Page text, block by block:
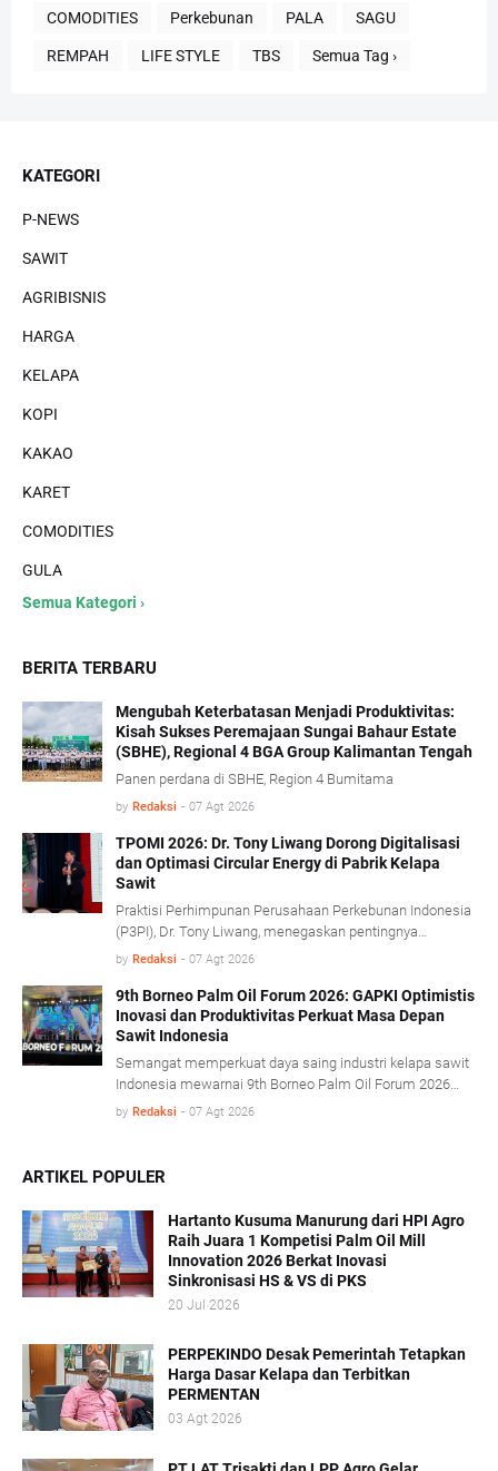
COMODITIES Perkebunan PALA SAGU
REMPAH LIFE STYLE TBS Semua Tag ›
KATEGORI
P-NEWS
SAWIT
AGRIBISNIS
HARGA
KELAPA
KOPI
KAKAO
KARET
COMODITIES
GULA
Semua Kategori ›
BERITA TERBARU
Mengubah Keterbatasan Menjadi Produktivitas:
Kisah Sukses Peremajaan Sungai Bahaur Estate
(SBHE), Regional 4 BGA Group Kalimantan Tengah
Panen perdana di SBHE, Region 4 Bumitama
by Redaksi - 07 Agt 2026
TPOMI 2026: Dr. Tony Liwang Dorong Digitalisasi
dan Optimasi Circular Energy di Pabrik Kelapa
Sawit
Praktisi Perhimpunan Perusahaan Perkebunan Indonesia
(P3PI), Dr. Tony Liwang, menegaskan pentingnya
pemanfaatan teknologi modern dalam pengawasan
(circular energy).
by Redaksi - 07 Agt 2026
9th Borneo Palm Oil Forum 2026: GAPKI Optimistis
Inovasi dan Produktivitas Perkuat Masa Depan
Sawit Indonesia
Semangat memperkuat daya saing industri kelapa sawit
Indonesia mewarnai 9th Borneo Palm Oil Forum 2026
yang mengusung tema “Resilience, Innovation, and
Hall Balikpapan, Kamis (6/8).
by Redaksi - 07 Agt 2026
ARTIKEL POPULER
Hartanto Kusuma Manurung dari HPI Agro
Raih Juara 1 Kompetisi Palm Oil Mill
Innovation 2026 Berkat Inovasi
Sinkronisasi HS & VS di PKS
20 Jul 2026
PERPEKINDO Desak Pemerintah Tetapkan
Harga Dasar Kelapa dan Terbitkan
PERMENTAN
03 Agt 2026